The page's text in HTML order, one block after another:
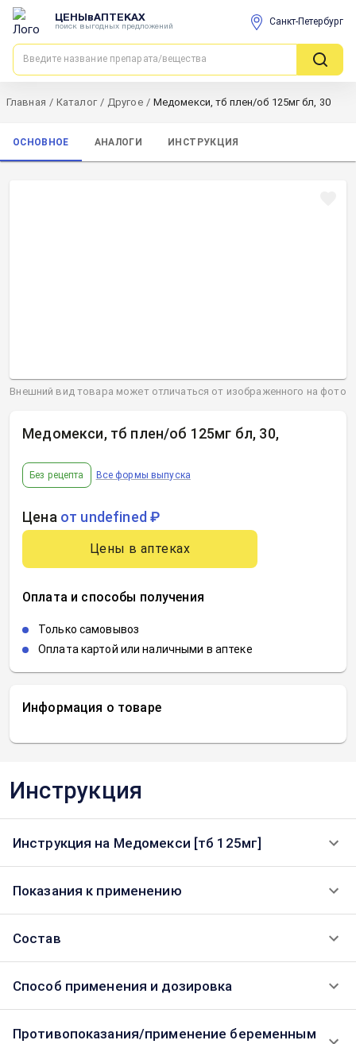
ЦЕНЫвАПТЕКАХ
поиск выгодных предложений Санкт-Петербург
Главная / Каталог / Другое / Медомекси, тб плен/об 125мг бл, 30
ОСНОВНОЕ АНАЛОГИ ИНСТРУКЦИЯ
Информация о товаре
Медомекси, тб плен/об 125мг бл, 30,
Без рецепта Все формы выпуска
Цена от undefined ₽
Цены в аптеках
Оплата и способы получения
Только самовывоз
Оплата картой или наличными в аптеке
Внешний вид товара может отличаться от изображенного на фото
Инструкция
Инструкция на Медомекси [тб 125мг]
Показания к применению
Состав
Способ применения и дозировка
Противопоказания/применение беременным